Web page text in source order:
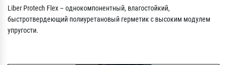
Liber Protech Flex – однокомпонентный, влагостойкий,
быстротвердеющий полиуретановый герметик с высоким модулем
упругости.